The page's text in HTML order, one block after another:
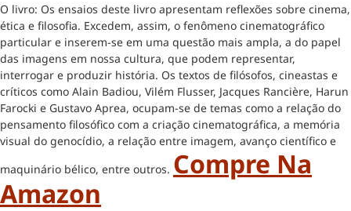
O livro: Os ensaios deste livro apresentam reflexões sobre cinema,
ética e filosofia. Excedem, assim, o fenômeno cinematográfico
particular e inserem-se em uma questão mais ampla, a do papel
das imagens em nossa cultura, que podem representar,
interrogar e produzir história. Os textos de filósofos, cineastas e
críticos como Alain Badiou, Vilém Flusser, Jacques Rancière, Harun
Farocki e Gustavo Aprea, ocupam-se de temas como a relação do
pensamento filosófico com a criação cinematográfica, a memória
visual do genocídio, a relação entre imagem, avanço científico e
maquinário bélico, entre outros. Compre Na
Amazon